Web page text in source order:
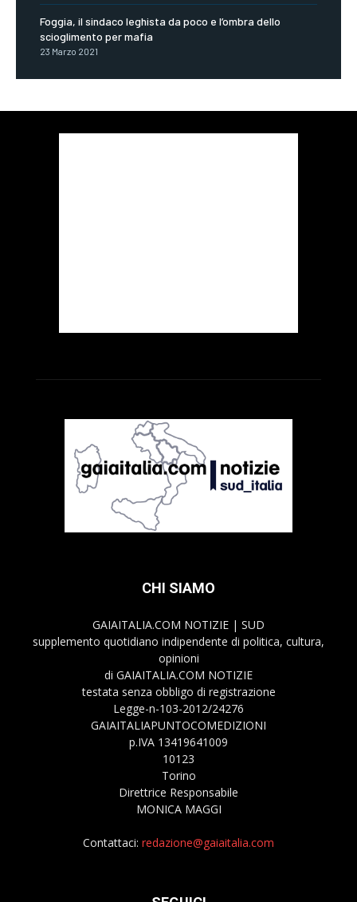
Foggia, il sindaco leghista da poco e l’ombra dello
scioglimento per mafia
23 Marzo 2021
CHI SIAMO
GAIAITALIA.COM NOTIZIE | SUD
supplemento quotidiano indipendente di politica, cultura,
opinioni
di GAIAITALIA.COM NOTIZIE
testata senza obbligo di registrazione
Legge-n-103-2012/24276
GAIAITALIAPUNTOCOMEDIZIONI
p.IVA 13419641009
10123
Torino
Direttrice Responsabile
MONICA MAGGI
Contattaci: redazione@gaiaitalia.com